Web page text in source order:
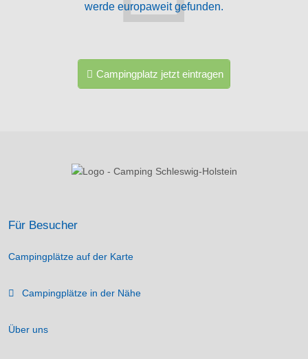
werde europaweit gefunden.
Campingplatz jetzt eintragen
Für Besucher
Campingplätze auf der Karte
Campingplätze in der Nähe
Über uns